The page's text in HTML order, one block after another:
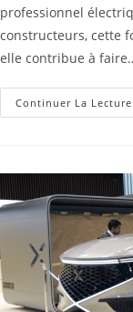
professionnel
constructeurs, cette
elle contribue à
Continuer La Lecture